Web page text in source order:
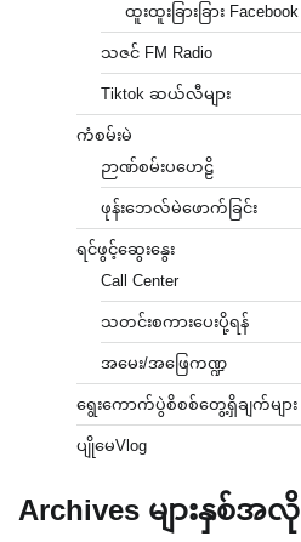
ထူးထူးခြားခြား
သဇင် FM Radio
Tiktok ဆယ်လီများ
ကံစမ်းမဲ
ဉာဏ်စမ်းပဟေဠိ
ဖုန်းဘေလ်မဲဖောက်ခြင်း
ရင်ဖွင့်ဆွေးနွေး
Call Center
သတင်းစကားပေးပို့ရန်
အမေး/အဖြေကဏ္ဍ
ရွေးကောက်ပွဲစိစစ်တွေ့ရှိချက်များ
ပျိုမေVlog
Archives များနှစ်အ